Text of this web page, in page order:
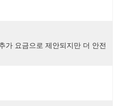
가 요금으로 제안되지만 더 안전